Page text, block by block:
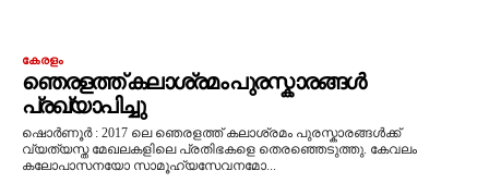
കേരളം
ഞെരളത്ത് കലാശ്രമം പുരസ്കാരങ്ങൾ
പ്രഖ്യാപിച്ചു
ഷൊർണൂർ : 2017 ലെ ഞെരളത്ത് കലാശ്രമം പുരസ്കാരങ്ങൾക്ക്
വ്യത്യസ്ത മേഖലകളിലെ പ്രതിഭകളെ തെരഞ്ഞെടുത്തു. കേവലം
കലോപാസനയോ സാമൂഹ്യസേവനമോ...